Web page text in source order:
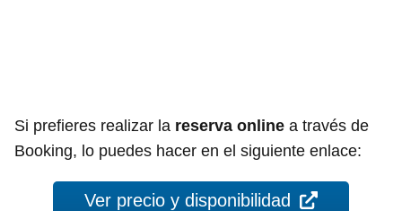
Si prefieres realizar la reserva online a través de
Booking, lo puedes hacer en el siguiente enlace:
Ver precio y disponibilidad